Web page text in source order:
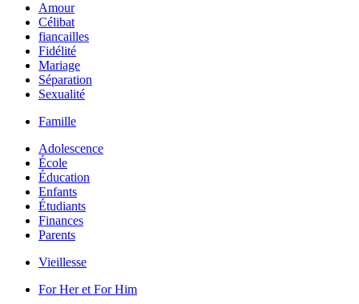
Amour
Célibat
fiancailles
Fidélité
Mariage
Séparation
Sexualité
Famille
Adolescence
École
Éducation
Enfants
Étudiants
Finances
Parents
Vieillesse
For Her et For Him